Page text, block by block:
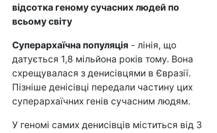
відсотка геному сучасних людей по
всьому світу
Суперархаїчна популяція - лінія, що
датується 1,8 мільйона років тому. Вона
схрещувалася з денисівцями в Євразії.
Пізніше денісівці передали частину цих
суперархаїчних генів сучасним людям.
У геномі самих денисівців міститься від 3